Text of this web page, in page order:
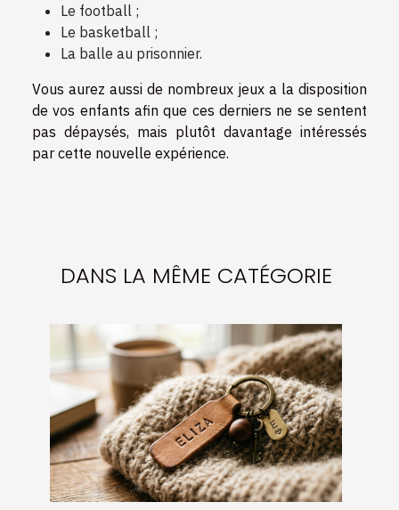
Le football ;
Le basketball ;
La balle au prisonnier.
Vous aurez aussi de nombreux jeux a la disposition
de vos enfants afin que ces derniers ne se sentent
pas dépaysés, mais plutôt davantage intéressés
par cette nouvelle expérience.
DANS LA MÊME CATÉGORIE